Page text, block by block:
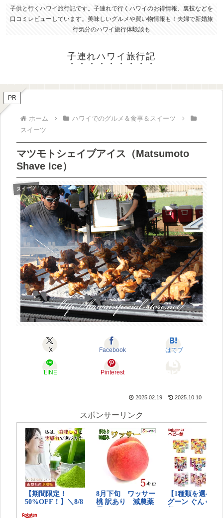
子供と行くハワイ旅行記です。子連れで行くハワイのお得情報、裏技などを
口コミレビューしています。美味しいグルメや買い物情報も！夫婦で新婚旅
行気分のハワイ旅行体験談も
子連れハワイ旅行記
PR
ホーム
ハワイでのグルメ＆食事＆スイーツ
スイーツ
マツモトシェイブアイス（Matsumoto
Shave Ice）
スイーツ
X Facebook はてブ
LINE Pinterest
2025.02.19 2025.10.10
スポンサーリンク